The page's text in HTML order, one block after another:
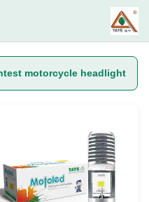
motorcycle headlight